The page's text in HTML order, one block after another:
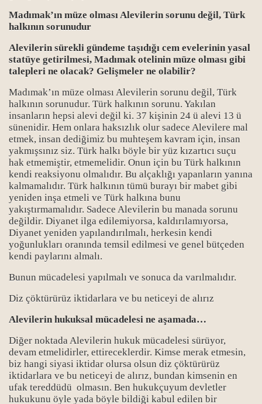
Madımak’ın müze olması Alevilerin sorunu değil, Türk
halkının sorunudur
Alevilerin sürekli gündeme taşıdığı cem evelerinin yasal
statüye getirilmesi, Madımak otelinin müze olması gibi
talepleri ne olacak? Gelişmeler ne olabilir?
Madımak’ın müze olması Alevilerin sorunu değil, Türk
halkının sorunudur. Türk halkının sorunu. Yakılan
insanların hepsi alevi değil ki. 37 kişinin 24 ü alevi 13 ü
sünenidir. Hem onlara haksızlık olur sadece Alevilere mal
etmek, insan dediğimiz bu muhteşem kavram için, insan
yakmışsınız siz. Türk halkı böyle bir yüz kızartıcı suçu
hak etmemiştir, etmemelidir. Onun için bu Türk halkının
kendi reaksiyonu olmalıdır. Bu alçaklığı yapanların yanına
kalmamalıdır. Türk halkının tümü burayı bir mabet gibi
yeniden inşa etmeli ve Türk halkına bunu
yakıştırmamalıdır. Sadece Alevilerin bu manada sorunu
değildir. Diyanet ilga edilemiyorsa, kaldırılamıyorsa,
Diyanet yeniden yapılandırılmalı, herkesin kendi
yoğunlukları oranında temsil edilmesi ve genel bütçeden
kendi paylarını almalı.
Bunun mücadelesi yapılmalı ve sonuca da varılmalıdır.
Diz çöktürürüz iktidarlara ve bu neticeyi de alırız
Alevilerin hukuksal mücadelesi ne aşamada…
Diğer noktada Alevilerin hukuk mücadelesi sürüyor,
devam etmelidirler, ettireceklerdir. Kimse merak etmesin,
biz hangi siyasi iktidar olursa olsun diz çöktürürüz
iktidarlara ve bu neticeyi de alırız, bundan kimsenin en
ufak tereddüdü olmasın. Ben hukukçuyum devletler
hukukunu öyle yada böyle bildiği kabul edilen bir